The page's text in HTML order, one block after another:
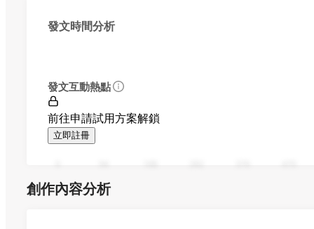
發文時間分析
發文互動熱點
前往申請試用方案解鎖
立即註冊
創作內容分析